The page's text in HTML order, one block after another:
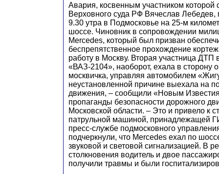
Авария, косвенным участником которой
Верховного суда РФ Вячеслав Лебедев,
9.30 утра в Подмосковье на 25-м
шоссе. Чиновник в сопровождении
Mercedes, который был призван
беспрепятственное прохождение
работу в Москву. Вторая участница ДТП
«ВАЗ-2104», наоборот, ехала в сторону
москвичка, управляя автомобилем
неустановленной причине выехала на
движения, – сообщили «Новым
пропаганды безопасности дорожного
Московской области. – Это и привело к
патрульной машиной, принадлежащей
пресс-службе подмосковного
подчеркнули, что Mercedes ехал по
звуковой и световой сигнализацией. В
столкновения водитель и двое
получили травмы и были